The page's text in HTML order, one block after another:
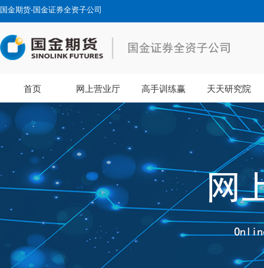
国金期货-国金证券全资子公司
首页 网上营业厅 高手训练赢 天天研究院